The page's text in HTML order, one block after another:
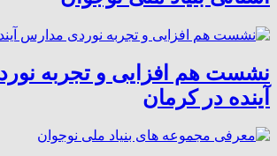
نشست هم افزایی و تجربه
آینده در کرمان